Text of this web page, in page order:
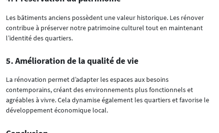
Les bâtiments anciens possèdent une valeur historique. Les rénover
contribue à préserver notre patrimoine culturel tout en maintenant
l’identité des quartiers.
5. Amélioration de la qualité de vie
La rénovation permet d’adapter les espaces aux besoins
contemporains, créant des environnements plus fonctionnels et
agréables à vivre. Cela dynamise également les quartiers et favorise le
développement économique local.